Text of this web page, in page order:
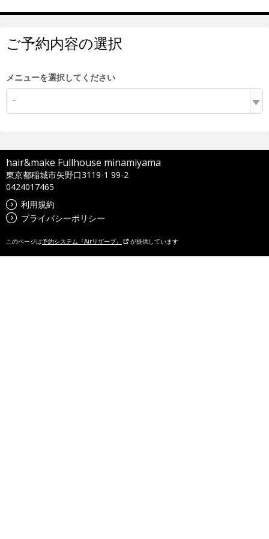
ご予約内容の選択
メニューを選択してください
-
hair&make Fullhouse minamiyama
東京都稲城市矢野口3119-1 99-2
0424017465
利用規約
プライバシーポリシー
このページは予約システム『Airリザーブ』 が提供しています